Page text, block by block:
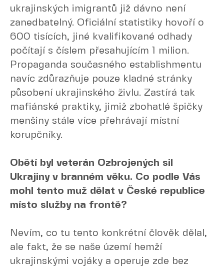
ukrajinských imigrantů již dávno není
zanedbatelný. Oficiální statistiky hovoří o
600 tisících, jiné kvalifikované odhady
počítají s číslem přesahujícím 1 milion.
Propaganda současného establishmentu
navíc zdůrazňuje pouze kladné stránky
působení ukrajinského živlu. Zastírá tak
mafiánské praktiky, jimiž zbohatlé špičky
menšiny stále více přehrávají místní
korupčníky.
Obětí byl veterán Ozbrojených sil
Ukrajiny v branném věku. Co podle Vás
mohl tento muž dělat v České republice
místo služby na frontě?
Nevím, co tu tento konkrétní člověk dělal,
ale fakt, že se naše území hemží
ukrajinskými vojáky a operuje zde bez